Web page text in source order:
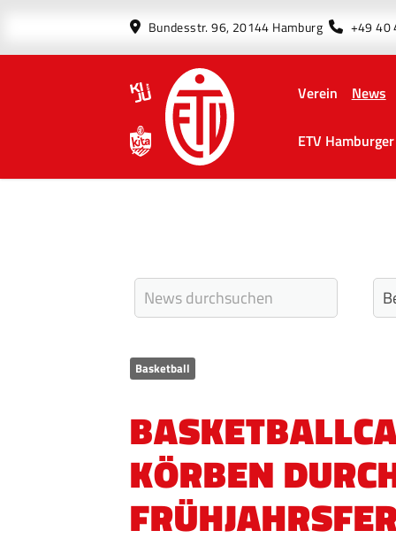
Bundesstr. 96, 20144 Hamburg +49 40
Verein News
ETV
Basketball
KÖRBEN